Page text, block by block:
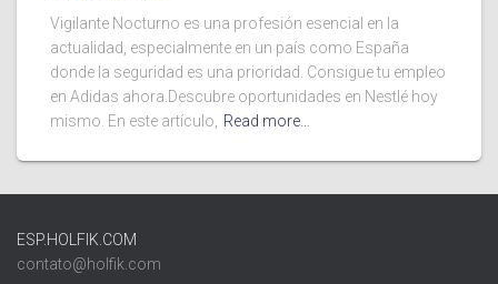
Vigilante Nocturno es una profesión esencial en la
actualidad, especialmente en un país como España
donde la seguridad es una prioridad. Consigue tu empleo
en Adidas ahora.Descubre oportunidades en Nestlé hoy
mismo. En este artículo,
Read more…
ESP.HOLFIK.COM
contato@holfik.com